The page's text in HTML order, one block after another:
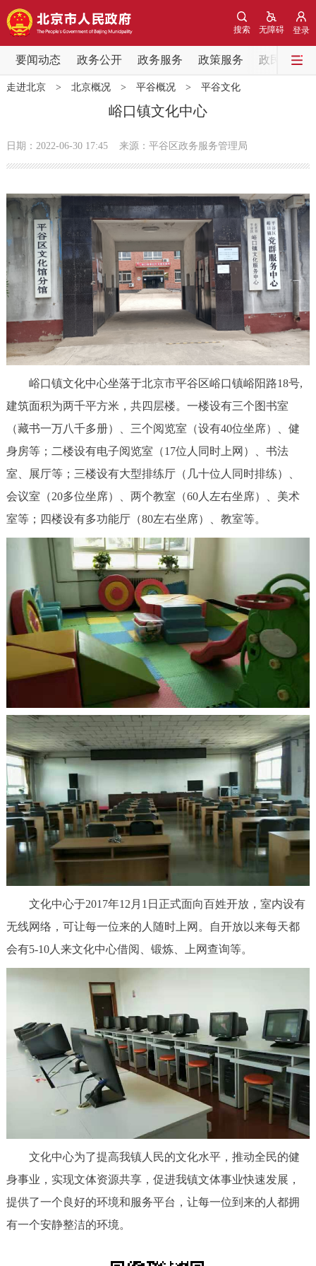
登录
无障碍
搜索
要闻动态 政务公开 政务服务 政策服务 政民互动
要闻动态
党中央精神 国务院信息 中央部委动态
政务公开
市领导 机构职能 政策服务
政策兑现 政策解读 回应关切
决策公开
政务服务
个人服务 法人服务 部门服务
便民服务 利企服务 投资项目
中介服务 阳光政务
政民互动
12345网上接诉即办 我要咨询
参与调查 在线访谈 图说互动
走进北京
北京概况 十六区概览 人文北京
绿色北京 图说北京 视频北京
多语种
ENGLISH 한국어 日本語
DEUTSCH FRANÇAIS РУССКИЙ ЯЗЫК
ESPAÑOL العربية PORTUGUÊS
回到顶部
走进北京> 北京概况> 平谷概况> 平谷文化
峪口镇文化中心
日期：2022-06-30 17:45 来源：平谷区政务服务管理局
峪口镇文化中心坐落于北京市平谷区峪口镇峪阳路18号,
建筑面积为两千平方米，共四层楼。一楼设有三个图书室
（藏书一万八千多册）、三个阅览室（设有40位坐席）、健
身房等；二楼设有电子阅览室（17位人同时上网）、书法
室、展厅等；三楼设有大型排练厅（几十位人同时排练）、
会议室（20多位坐席）、两个教室（60人左右坐席）、美术
室等；四楼设有多功能厅（80左右坐席）、教室等。
文化中心于2017年12月1日正式面向百姓开放，室内设有
无线网络，可让每一位来的人随时上网。自开放以来每天都
会有5-10人来文化中心借阅、锻炼、上网查询等。
文化中心为了提高我镇人民的文化水平，推动全民的健
身事业，实现文体资源共享，促进我镇文体事业快速发展，
提供了一个良好的环境和服务平台，让每一位到来的人都拥
有一个安静整洁的环境。